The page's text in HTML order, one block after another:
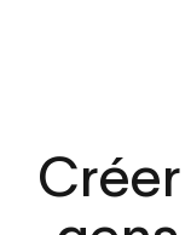
Créer